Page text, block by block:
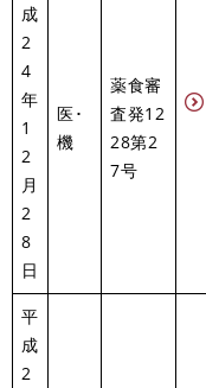
成
2
4
年
1
2
月
2
8
日
医･
機
薬食審
査発12
28第2
7号
平
成
2